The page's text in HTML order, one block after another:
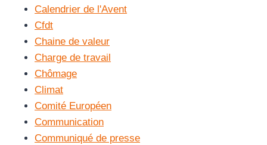
Calendrier de l'Avent
Cfdt
Chaine de valeur
Charge de travail
Chômage
Climat
Comité Européen
Communication
Communiqué de presse